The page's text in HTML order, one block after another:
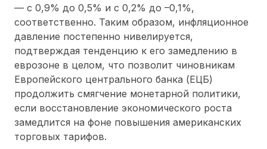
— с 0,9% до 0,5% и с 0,2% до –0,1%,
соответственно. Таким образом, инфляционное
давление постепенно нивелируется,
подтверждая тенденцию к его замедлению в
еврозоне в целом, что позволит чиновникам
Европейского центрального банка (ЕЦБ)
продолжить смягчение монетарной политики,
если восстановление экономического роста
замедлится на фоне повышения американских
торговых тарифов.